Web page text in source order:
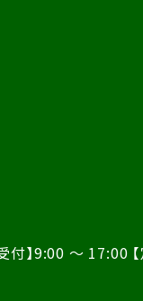
付】9:00 ～ 17:00